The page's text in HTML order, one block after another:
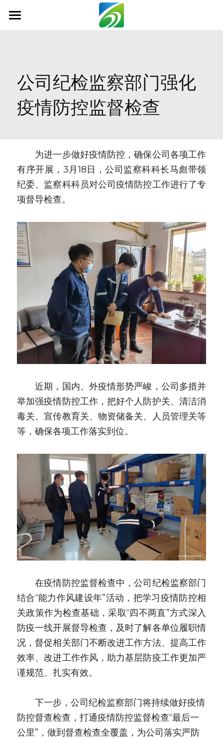
新闻资讯
信息公开
业务范围
科技创新
联系我们
搜索
公司纪检监察部门强化
疫情防控监督检查
为进一步做好疫情防控，确保公司各项工作
有序开展，3月18日，公司监察科科长马彪带领
纪委、监察科科员对公司疫情防控工作进行了专
项督导检查。
近期，国内、外疫情形势严峻，公司多措并
举加强疫情防控工作，把好个人防护关、清洁消
毒关、宣传教育关、物资储备关、人员管理关等
等，确保各项工作落实到位。
在疫情防控监督检查中，公司纪检监察部门
结合“能力作风建设年”活动，把学习疫情防控相
关政策作为检查基础，采取“四不两直”方式深入
防疫一线开展督导检查，及时了解各单位履职情
况，督促相关部门不断改进工作方法、提高工作
效率、改进工作作风，助力基层防疫工作更加严
谨规范、扎实有效。
下一步，公司纪检监察部门将持续做好疫情
防控督查检查，打通疫情防控监督检查“最后一
公里”，做到督查检查全覆盖，为公司落实严防